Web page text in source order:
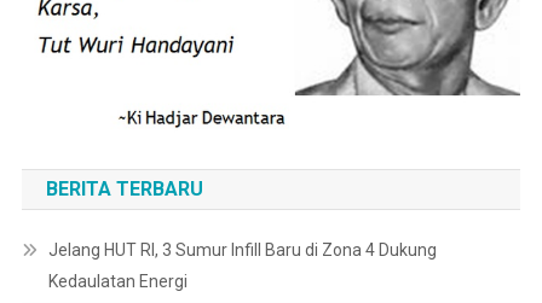
BERITA TERBARU
Jelang HUT RI, 3 Sumur Infill Baru di Zona 4 Dukung
Kedaulatan Energi